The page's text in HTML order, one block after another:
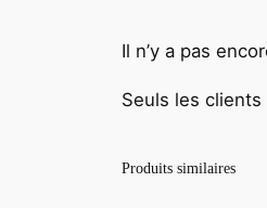
Il n’y a pas
Seuls les
Produits similaires